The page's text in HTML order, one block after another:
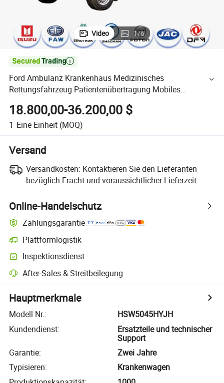
Video 1/6

Ford Ambulanz Krankenhaus Medizinisches
Rettungsfahrzeug Patientenübertragung Mobiles
medizinisches Untersuchungsfahrzeug Diesel auf der
Straße Erste-Hilfe-Ambulanzwagen
18.800,00-36.200,00 $
1 Eine Einheit (MOQ)
Versand
Versandkosten: Kontaktieren Sie den Lieferanten
bezüglich Fracht und voraussichtlicher Lieferzeit.
Online-Handelschutz
Zahlungsgarantie
Plattformlogistik
Inspektionsdienst
After-Sales & Streitbeilegung
Hauptmerkmale
Modell Nr.:
HSW5045HYJH
Kundendienst:
Ersatzteile und technischer
Support
Garantie:
Zwei Jahre
Typisieren:
Krankenwagen